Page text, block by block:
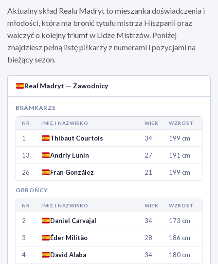
Aktualny skład Realu Madryt to mieszanka doświadczenia i
młodości, która ma bronić tytułu mistrza Hiszpanii oraz
walczyć o kolejny triumf w Lidze Mistrzów. Poniżej
znajdziesz pełną listę piłkarzy z numerami i pozycjami na
bieżący sezon.
Real Madryt — Zawodnicy
BRAMKARZE
NR IMIĘ I NAZWISKO WIEK WZROST
1 Thibaut Courtois 34 199 cm
13 Andriy Lunin 27 191 cm
26 Fran González 21 199 cm
OBROŃCY
NR IMIĘ I NAZWISKO WIEK WZROST
2 Daniel Carvajal 34 173 cm
3 Éder Militão 28 186 cm
4 David Alaba 34 180 cm